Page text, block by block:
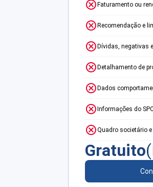
Faturamento ou
Recomendação e
Dívidas, negativas
Detalhamento de
Dados
Informações do
Quadro societário
Gratuito